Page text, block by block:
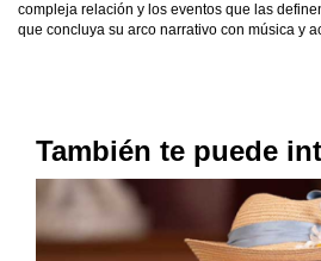
compleja relación y los eventos que las
que concluya su arco narrativo con música y
También te puede